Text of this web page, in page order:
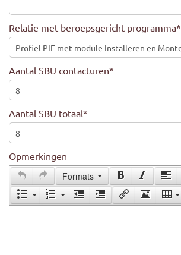
Relatie met beroepsgericht programma*
Aantal SBU contacturen*
Aantal SBU totaal*
Opmerkingen
Formats